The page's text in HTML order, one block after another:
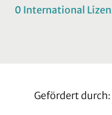
0 International
Gefördert durch: